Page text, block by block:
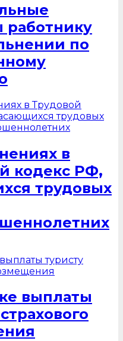
работнику
по
в
кодекс РФ,
трудовых
выплаты